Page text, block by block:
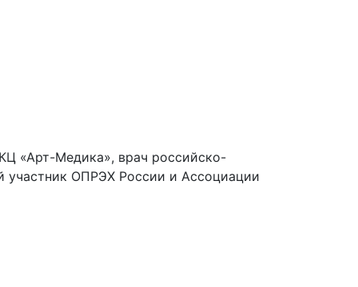
«Арт-Медика», врач российско-
участник ОПРЭХ России и Ассоциации